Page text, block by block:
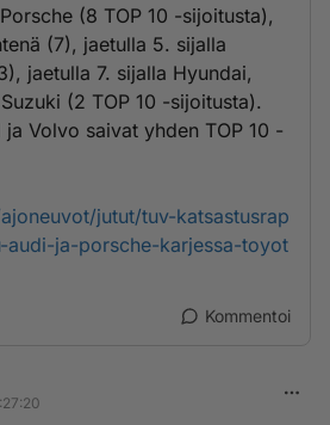
(8 TOP 10 -sijoitusta),
(7), jaetulla 5. sijalla
jaetulla 7. sijalla Hyundai,
(2 TOP 10 -sijoitusta).
ja Volvo saivat yhden TOP 10 -
jutut/tuv-katsastusrap
audi-ja-porsche-karjessa-toyot
Kommentoi